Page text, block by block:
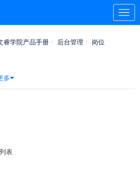
睿学院产品手册 后台管理
岗位
多
表